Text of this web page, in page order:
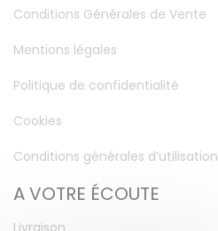
Conditions Générales de Vente
Mentions légales
Politique de confidentialité
Cookies
Conditions générales d’utilisation
A VOTRE ÉCOUTE